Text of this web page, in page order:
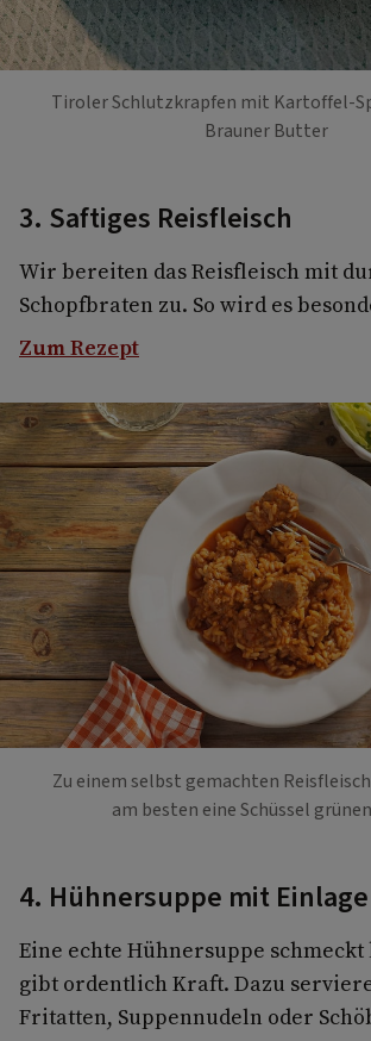
Tiroler Schlutzkrapfen mit Kartoffel-
Brauner Butter
3. Saftiges Reisfleisch
Wir bereiten das Reisfleisch mit
Schopfbraten zu. So wird es
Zum Rezept
Zu einem selbst gemachten
am besten eine Schüssel
4. Hühnersuppe mit Einlage
Eine echte Hühnersuppe
gibt ordentlich Kraft. Dazu
Fritatten, Suppennudeln oder